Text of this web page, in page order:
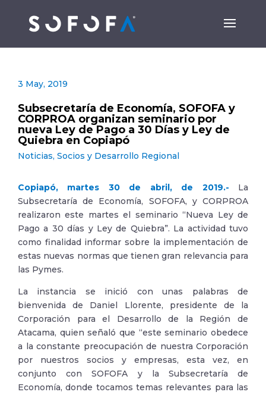
3 May, 2019
Subsecretaría de Economía, SOFOFA y
CORPROA organizan seminario por
nueva Ley de Pago a 30 Días y Ley de
Quiebra en Copiapó
Noticias, Socios y Desarrollo Regional
Copiapó, martes 30 de abril, de 2019.- La
Subsecretaría de Economía, SOFOFA, y CORPROA
realizaron este martes el seminario “Nueva Ley de
Pago a 30 días y Ley de Quiebra”. La actividad tuvo
como finalidad informar sobre la implementación de
estas nuevas normas que tienen gran relevancia para
las Pymes.
La instancia se inició con unas palabras de
bienvenida de Daniel Llorente, presidente de la
Corporación para el Desarrollo de la Región de
Atacama, quien señaló que “este seminario obedece
a la constante preocupación de nuestra Corporación
por nuestros socios y empresas, esta vez, en
conjunto con SOFOFA y la Subsecretaría de
Economía, donde tocamos temas relevantes para las